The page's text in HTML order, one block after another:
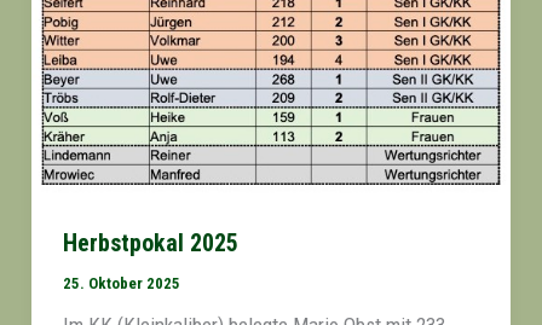
Herbstpokal 2025
25. Oktober 2025